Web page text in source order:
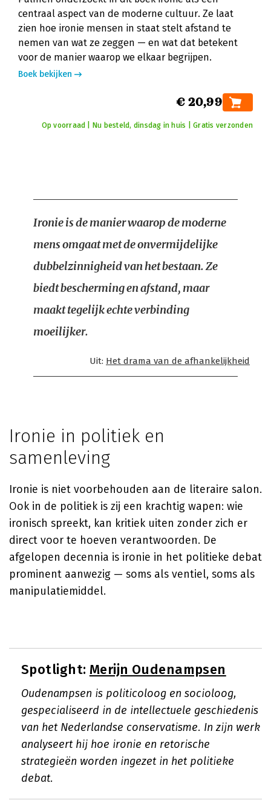
centraal aspect van de moderne cultuur. Ze laat
zien hoe ironie mensen in staat stelt afstand te
nemen van wat ze zeggen — en wat dat betekent
voor de manier waarop we elkaar begrijpen.
Boek bekijken
€ 20,99
Op voorraad | Nu besteld, dinsdag in huis | Gratis verzonden
Ironie is de manier waarop de moderne
mens omgaat met de onvermijdelijke
dubbelzinnigheid van het bestaan. Ze
biedt bescherming en afstand, maar
maakt tegelijk echte verbinding
moeilijker.
Uit: Het drama van de afhankelijkheid
Ironie in politiek en
samenleving
Ironie is niet voorbehouden aan de literaire salon.
Ook in de politiek is zij een krachtig wapen: wie
ironisch spreekt, kan kritiek uiten zonder zich er
direct voor te hoeven verantwoorden. De
afgelopen decennia is ironie in het politieke debat
prominent aanwezig — soms als ventiel, soms als
manipulatiemiddel.
Spotlight: Merijn Oudenampsen
Oudenampsen is politicoloog en socioloog,
gespecialiseerd in de intellectuele geschiedenis
van het Nederlandse conservatisme. In zijn werk
analyseert hij hoe ironie en retorische
strategieën worden ingezet in het politieke
debat.